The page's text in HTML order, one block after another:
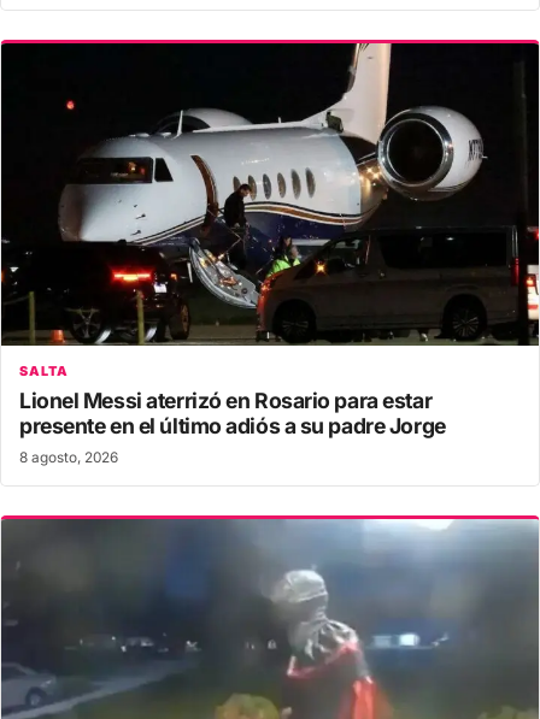
SALTA
Lionel Messi aterrizó en Rosario para estar
presente en el último adiós a su padre Jorge
8 agosto, 2026